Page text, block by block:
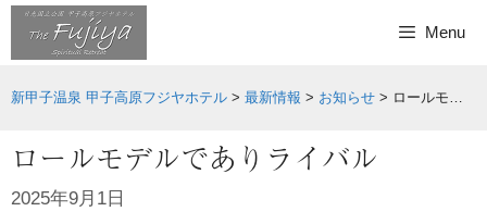
Skip
Menu
新甲子温泉 甲子高原フジヤホテル > 最新情報 > お知らせ > ロールモデルでありライバル
ロールモデルでありライバル
2025年9月1日